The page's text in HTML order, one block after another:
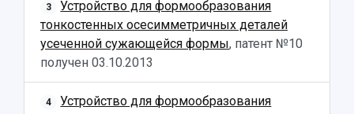
Руководство
Наблюдательный совет
Попечительский совет
Ректорат
События
СМИ об университете
Пресс-центр
Газета "Полет"
Магистратура
Аспирантура
Формы обучения
Учебные планы
Дополнительное образование
Подготовка научных кадров
Конкурс на замещение должностей научных
работников
Научно-технический совет
Научные проекты и темы
3
Устройство для формообразования
тонкостенных осесимметричных деталей
усеченной сужающейся формы, патент №10
получен 03.10.2013
4
Устройство для формообразования